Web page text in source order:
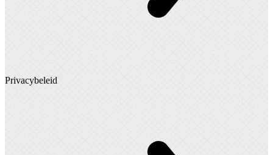
Privacybeleid